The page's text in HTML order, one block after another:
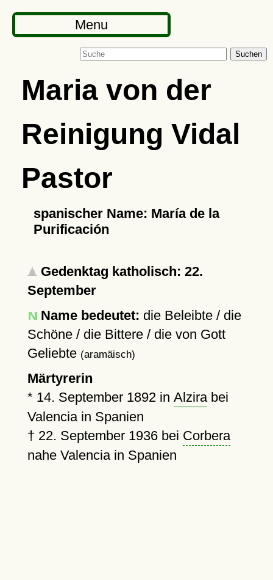
Menu
Suchen
Maria von der
Reinigung Vidal
Pastor
spanischer Name: María de la
Purificación
Gedenktag katholisch: 22.
September
Name bedeutet: die Beleibte / die
Schöne / die Bittere / die von Gott
Geliebte (aramäisch)
Märtyrerin
* 14. September 1892in Alzirabei
Valencia in Spanien
† 22. September 1936bei Corbera
nahe Valencia in Spanien